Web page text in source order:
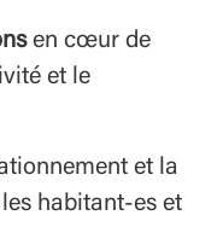
en cœur de
et le
et la
habitant-es et